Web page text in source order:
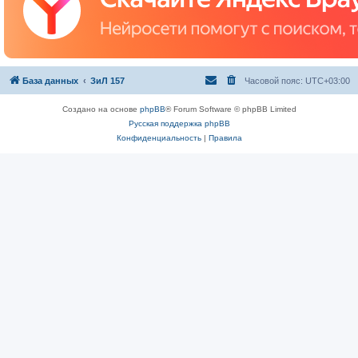
База данных ЗиЛ 157 Часовой пояс: UTC+03:00
Создано на основе phpBB® Forum Software © phpBB Limited
Русская поддержка phpBB
Конфиденциальность| Правила